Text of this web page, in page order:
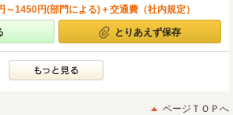
～1450円(部門による)＋交通費（社内規定）
とりあえず保存
ページＴＯＰへ